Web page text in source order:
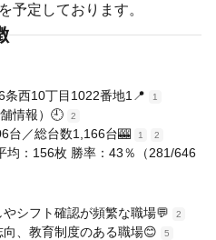
予定しております。
条西10丁目1022番地1📍 1
情報）🕘 2
台／総台数1,166台🎰 1 2
均：156枚 勝率：43％（281/646
シフト確認が頻繁な職場💬 2
、教育制度のある職場😊 5